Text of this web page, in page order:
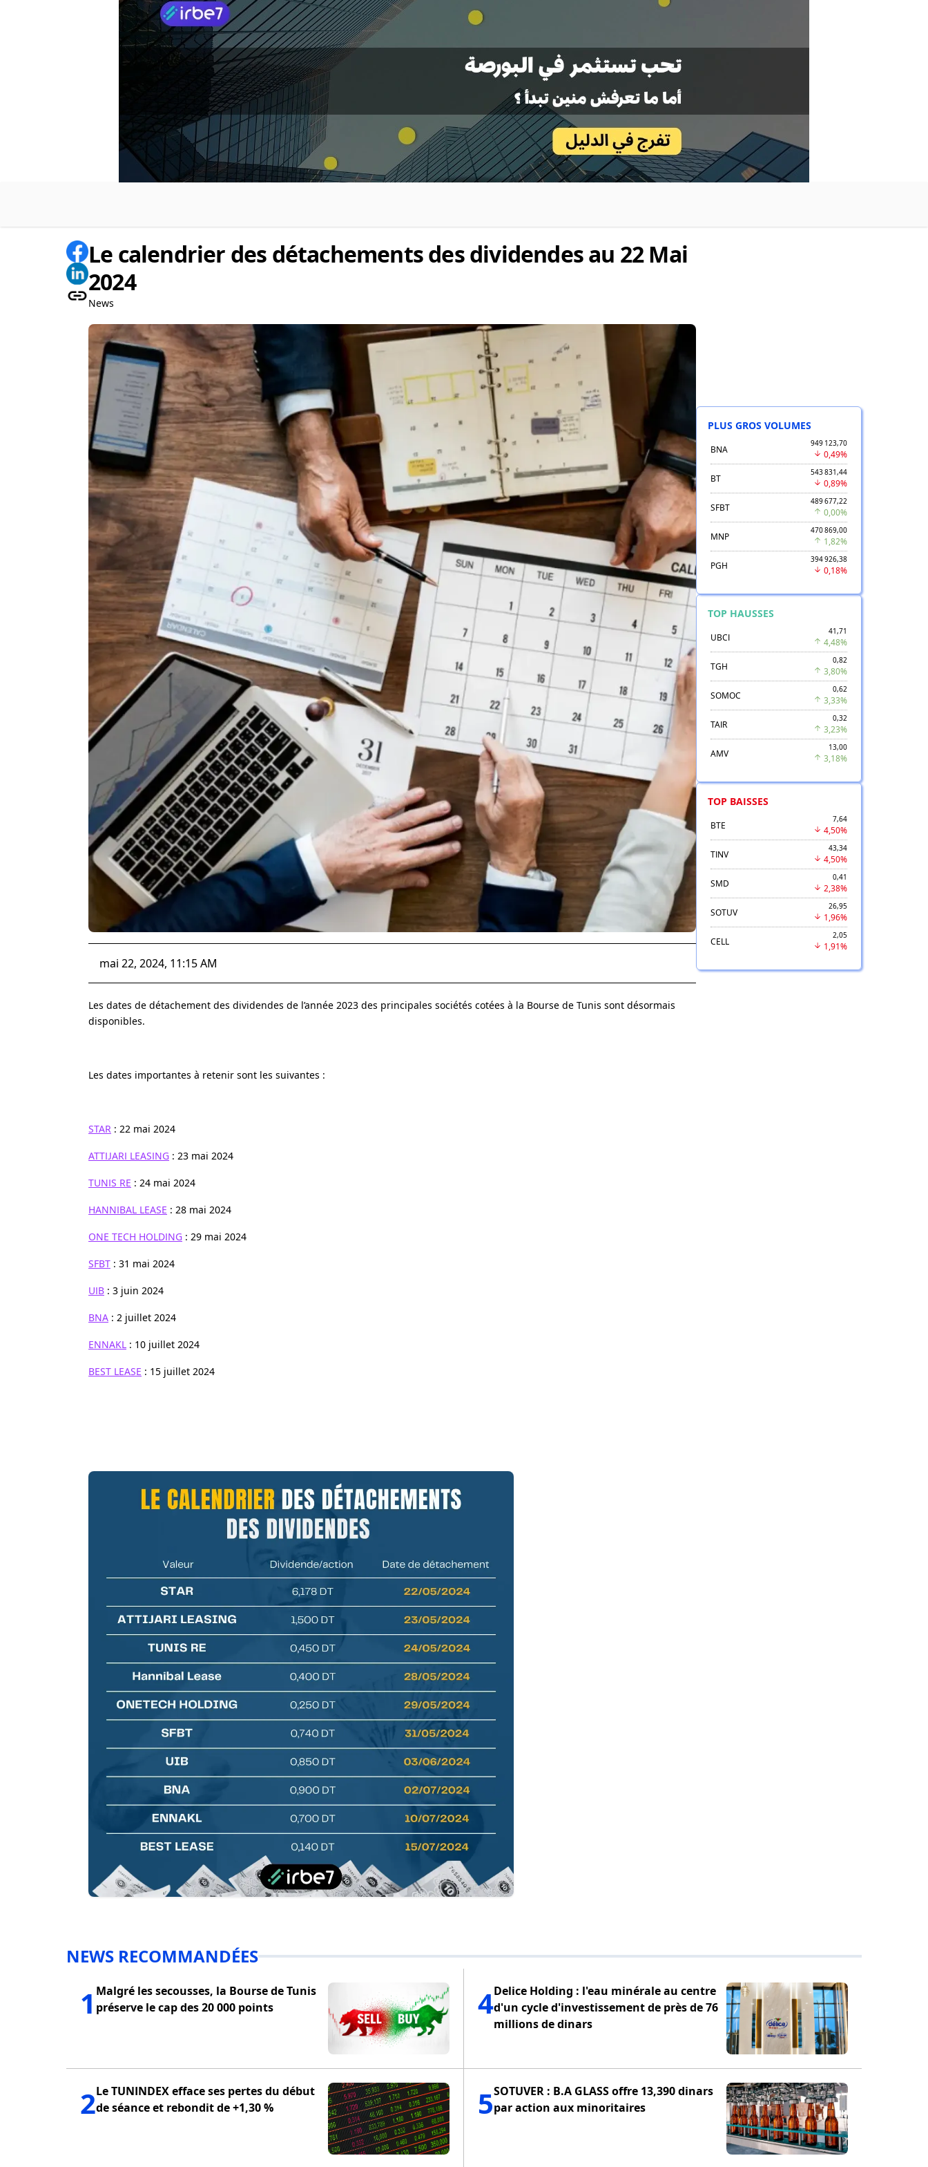
Le calendrier des détachements des dividendes au 22 Mai
2024
News
mai 22, 2024, 11:15 AM
Les dates de détachement des dividendes de l’année 2023 des principales sociétés cotées à la Bourse de Tunis sont désormais
disponibles.
Les dates importantes à retenir sont les suivantes :
STAR : 22 mai 2024
ATTIJARI LEASING : 23 mai 2024
TUNIS RE : 24 mai 2024
HANNIBAL LEASE : 28 mai 2024
ONE TECH HOLDING : 29 mai 2024
SFBT : 31 mai 2024
UIB : 3 juin 2024
BNA : 2 juillet 2024
ENNAKL : 10 juillet 2024
BEST LEASE : 15 juillet 2024
PLUS GROS VOLUMES
BNA
949 123,70
0,49%
BT
543 831,44
0,89%
SFBT
489 677,22
0,00%
MNP
470 869,00
1,82%
PGH
394 926,38
0,18%
TOP HAUSSES
UBCI
41,71
4,48%
TGH
0,82
3,80%
SOMOC
0,62
3,33%
TAIR
0,32
3,23%
AMV
13,00
3,18%
TOP BAISSES
BTE
7,64
4,50%
TINV
43,34
4,50%
SMD
0,41
2,38%
SOTUV
26,95
1,96%
CELL
2,05
1,91%
NEWS RECOMMANDÉES
1 Malgré les secousses, la Bourse de Tunis
préserve le cap des 20 000 points
2Le TUNINDEX efface ses pertes du début
de séance et rebondit de +1,30 %
4Delice Holding : l'eau minérale au centre
d'un cycle d'investissement de près de 76
millions de dinars
5SOTUVER : B.A GLASS offre 13,390 dinars
par action aux minoritaires